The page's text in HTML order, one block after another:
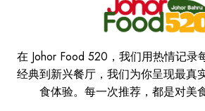
在 Johor Food 520，我们用热情记录
经典到新兴餐厅，我们为你呈现最真
食体验。每一次推荐，都是对美